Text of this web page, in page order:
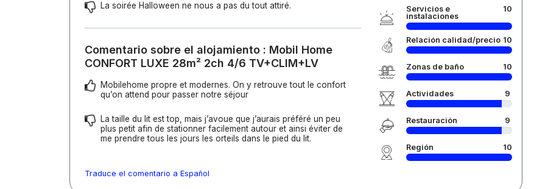
La soirée Halloween ne nous a pas du tout attiré.
Comentario sobre el alojamiento : Mobil Home
CONFORT LUXE 28m² 2ch 4/6 TV+CLIM+LV
Mobilehome propre et modernes. On y retrouve tout le confort
qu’on attend pour passer notre séjour
La taille du lit est top, mais j’avoue que j’aurais préféré un peu
plus petit afin de stationner facilement autour et ainsi éviter de
me prendre tous les jours les orteils dans le pied du lit.
Traduce el comentario a Español
Servicios e
instalaciones
10
Relación calidad/precio 10
Zonas de baño 10
Actividades 9
Restauración 9
Región 10